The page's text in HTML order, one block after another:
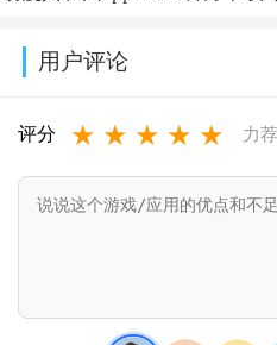
用户评论
评分 ★ ★ ★ ★ ★ 力荐